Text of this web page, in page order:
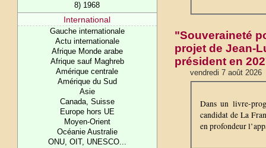
8) 1968
International
Gauche internationale
Actu internationale
Afrique Monde arabe
Afrique sauf Maghreb
Amérique centrale
Amérique du Sud
Asie
Canada, Suisse
Europe hors UE
Moyen-Orient
Océanie Australie
ONU, OIT, UNESCO...
"Souveraineté
projet de Jean-
président en
vendredi 7 août 2026
Dans un livre-
candidat de La
en profondeur